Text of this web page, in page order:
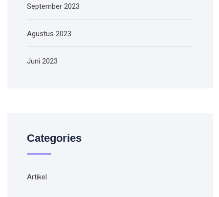
September 2023
Agustus 2023
Juni 2023
Categories
Artikel